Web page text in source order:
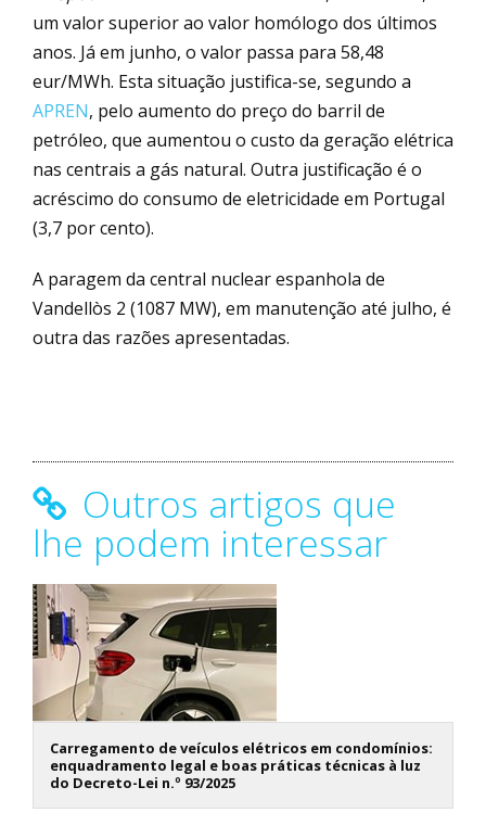
um valor superior ao valor homólogo dos últimos
anos. Já em junho, o valor passa para 58,48
eur/MWh. Esta situação justifica-se, segundo a
APREN, pelo aumento do preço do barril de
petróleo, que aumentou o custo da geração elétrica
nas centrais a gás natural. Outra justificação é o
acréscimo do consumo de eletricidade em Portugal
(3,7 por cento).
A paragem da central nuclear espanhola de
Vandellòs 2 (1087 MW), em manutenção até julho, é
outra das razões apresentadas.
Outros artigos que
lhe podem interessar
Carregamento de veículos elétricos em condomínios:
enquadramento legal e boas práticas técnicas à luz
do Decreto-Lei n.º 93/2025